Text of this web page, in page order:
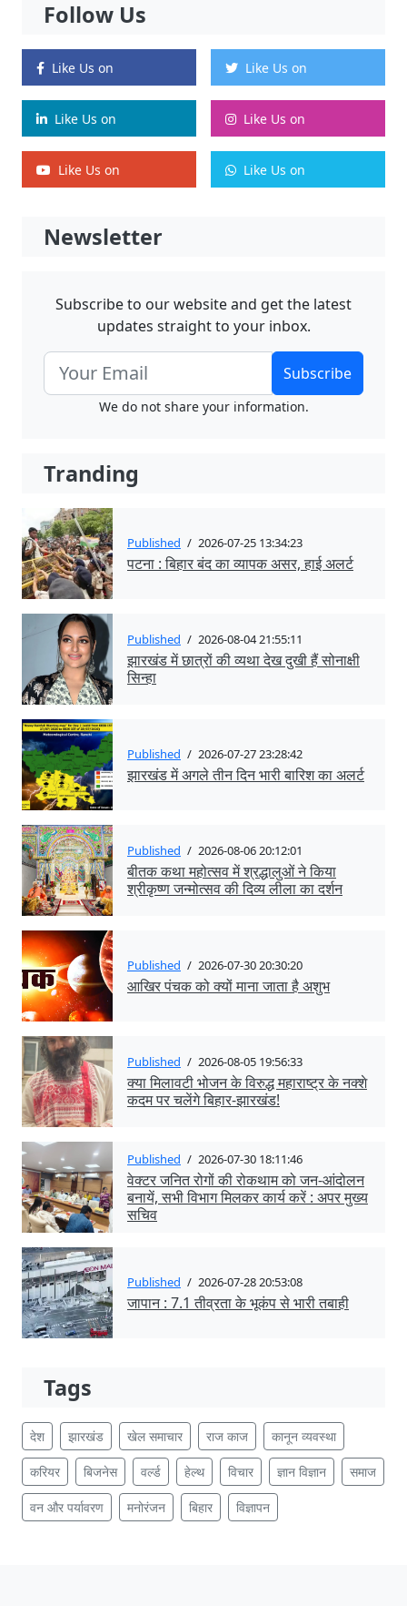
Follow Us
Like Us on Like Us on
Like Us on Like Us on
Like Us on Like Us on
Newsletter
Subscribe to our website and get the latest
updates straight to your inbox.
Subscribe
We do not share your information.
Tranding
Published / 2026-07-25 13:34:23
पटना : बिहार बंद का व्यापक असर, हाई अलर्ट
Published / 2026-08-04 21:55:11
झारखंड में छात्रों की व्यथा देख दुखी हैं सोनाक्षी
सिन्हा
Published / 2026-07-27 23:28:42
झारखंड में अगले तीन दिन भारी बारिश का अलर्ट
Published / 2026-08-06 20:12:01
बीतक कथा महोत्सव में श्रद्धालुओं ने किया
श्रीकृष्ण जन्मोत्सव की दिव्य लीला का दर्शन
Published / 2026-07-30 20:30:20
आखिर पंचक को क्यों माना जाता है अशुभ
Published / 2026-08-05 19:56:33
क्या मिलावटी भोजन के विरुद्ध महाराष्ट्र के नक्शे
कदम पर चलेंगे बिहार-झारखंड!
Published / 2026-07-30 18:11:46
वेक्टर जनित रोगों की रोकथाम को जन-आंदोलन
बनायें, सभी विभाग मिलकर कार्य करें : अपर मुख्य
सचिव
Published / 2026-07-28 20:53:08
जापान : 7.1 तीव्रता के भूकंप से भारी तबाही
Tags
देश झारखंड खेल समाचार राज काज कानून व्यवस्था
करियर बिजनेस वर्ल्ड हेल्थ विचार ज्ञान विज्ञान समाज
वन और पर्यावरण मनोरंजन बिहार विज्ञापन